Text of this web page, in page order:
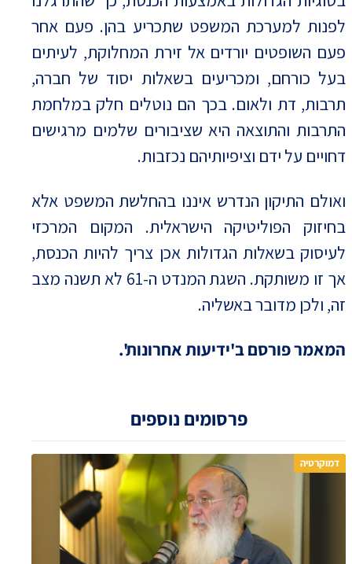
פרסומים נוספים
דמוקרטיה
לפנות למערכת המשפט שתכריע בהן. פעם אחר
פעם השופטים יורדים אל זירת המחלוקת, לעיתים
בעל כורחם, ומכריעים בשאלות יסוד של חברה,
תרבות, דת ולאום. בכך הם נוטלים חלק במלחמת
התרבות והתוצאה היא שציבורים שלמים מרגישים
דחויים על ידם וציפיותיהם נכזבות.
ואולם התיקון הנדרש איננו בהחלשת המשפט אלא
בחיזוק הפוליטיקה הישראלית. המקום המרכזי
לעיסוק בשאלות הגדולות אכן צריך להיות הכנסת,
אך זו משותקת. השגת המנדט ה-61 לא תשנה מצב
זה, ולכן מדובר באשליה.
המאמר פורסם ב'ידיעות אחרונות'.